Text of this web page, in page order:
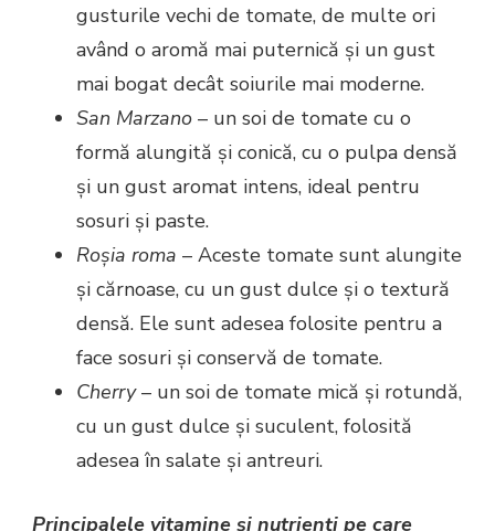
gusturile vechi de tomate, de multe ori
având o aromă mai puternică și un gust
mai bogat decât soiurile mai moderne.
San Marzano – un soi de tomate cu o
formă alungită și conică, cu o pulpa densă
și un gust aromat intens, ideal pentru
sosuri și paste.
Roșia roma – Aceste tomate sunt alungite
și cărnoase, cu un gust dulce și o textură
densă. Ele sunt adesea folosite pentru a
face sosuri și conservă de tomate.
Cherry– un soi de tomate mică și rotundă,
cu un gust dulce și suculent, folosită
adesea în salate și antreuri.
Principalele vitamine și nutrienți pe care